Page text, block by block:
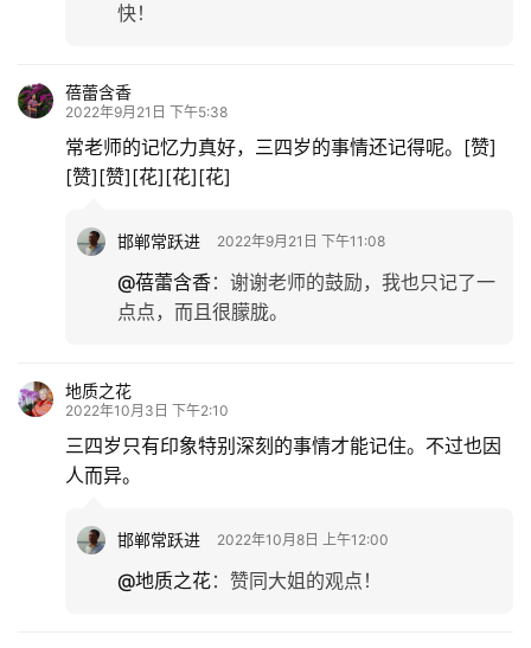
快！
蓓蕾含香
2022年9月21日 下午5:38
常老师的记忆力真好，三四岁的事情还记得呢。[赞]
[赞][赞][花][花][花]
邯郸常跃进 2022年9月21日 下午11:08
@蓓蕾含香： 谢谢老师的鼓励，我也只记了一
点点，而且很朦胧。
地质之花
2022年10月3日 下午2:10
三四岁只有印象特别深刻的事情才能记住。不过也因
人而异。
邯郸常跃进 2022年10月8日 上午12:00
@地质之花： 赞同大姐的观点！